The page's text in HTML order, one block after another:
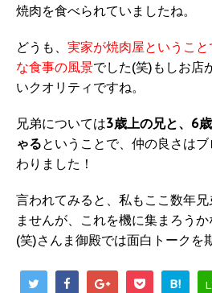
焼肉を食べられていましたね。
どうも、 実家が焼肉屋というこ
な食事の風景でした(笑)もしお店
いクオリティですね。
兄弟については3歳上の兄と、6
ゃるということで、仲の良さは
わりました！
言われてみると、私もここ数年
ませんが、これを機に集まろう
(笑)さんま御殿では面白トークを
B!